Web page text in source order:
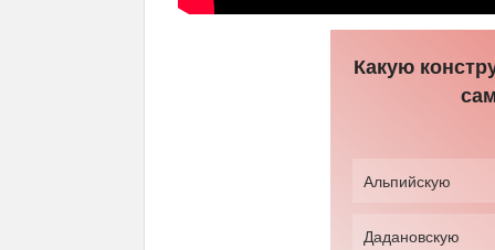
Какую
Альпийскую
Дадановскую